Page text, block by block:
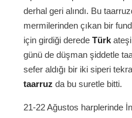
derhal geri alındı. Bu
mermilerinden çıkan bir
için girdiği derede Türk
günü de düşman şiddetle
sefer aldığı bir iki siperi
taarruz da bu suretle bitti.
21-22 Ağustos harplerinde